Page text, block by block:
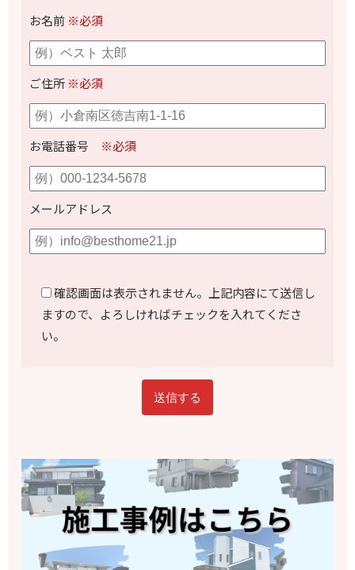
お名前 ※必須
ご住所 ※必須
お電話番号 ※必須
メールアドレス
確認画面は表示されません。上記内容にて送信し
ますので、よろしければチェックを入れてくださ
い。